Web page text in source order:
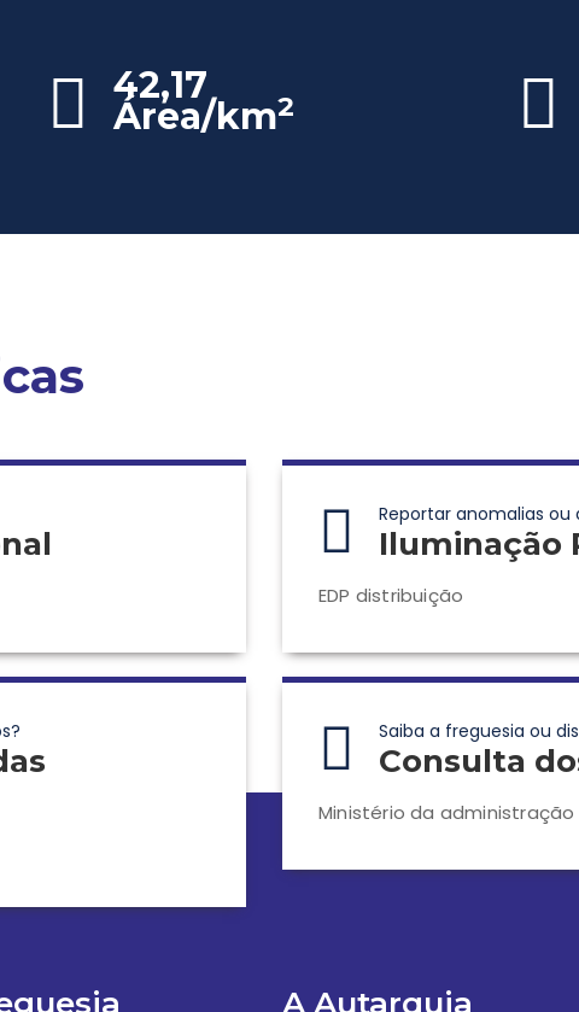
42,17
Área/km2
Reportar anomalias ou
Iluminação
EDP distribuição
Saiba a freguesia ou
Consulta
Ministério da
A Autarquia